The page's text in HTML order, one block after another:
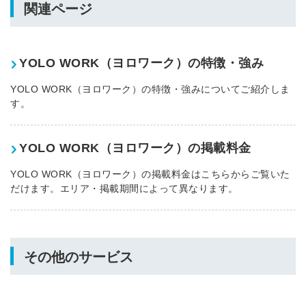
関連ページ
YOLO WORK（ヨロワーク）の特徴・強み
YOLO WORK（ヨロワーク）の特徴・強みについてご紹介しま
す。
YOLO WORK（ヨロワーク）の掲載料金
YOLO WORK（ヨロワーク）の掲載料金はこちらからご覧いた
だけます。エリア・掲載期間によって異なります。
その他のサービス